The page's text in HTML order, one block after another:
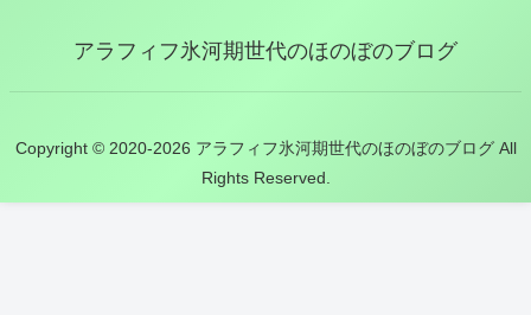
アラフィフ氷河期世代のほのぼのブログ
Copyright © 2020-2026 アラフィフ氷河期世代のほのぼのブログ All
Rights Reserved.